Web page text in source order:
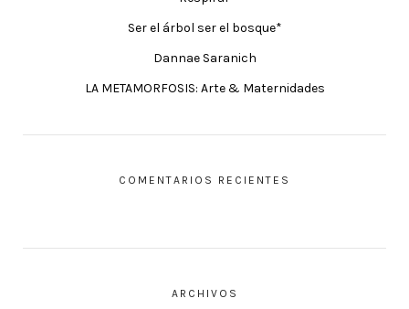
Ser el árbol ser el bosque*
Dannae Saranich
LA METAMORFOSIS: Arte & Maternidades
COMENTARIOS RECIENTES
ARCHIVOS